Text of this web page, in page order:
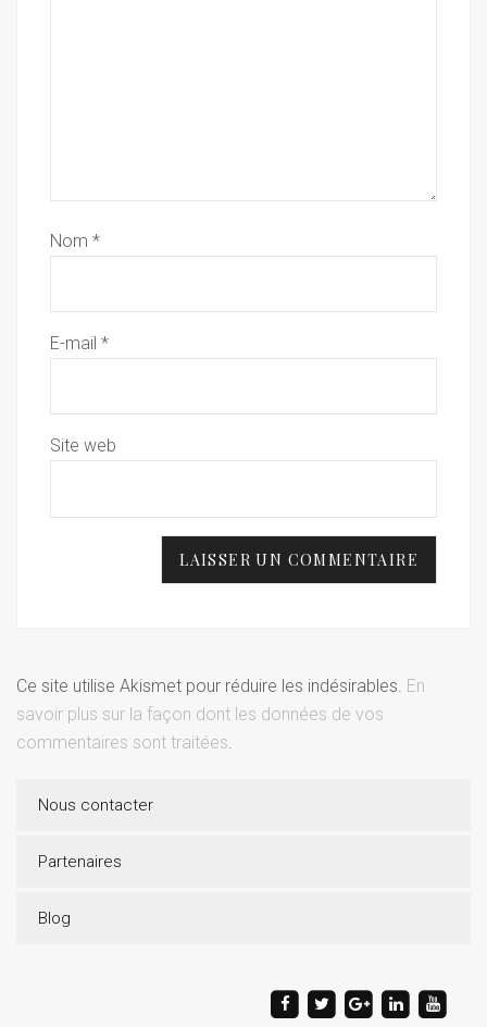
Nom *
E-mail *
Site web
Ce site utilise Akismet pour réduire les indésirables. En
savoir plus sur la façon dont les données de vos
commentaires sont traitées.
Nous contacter
Partenaires
Blog